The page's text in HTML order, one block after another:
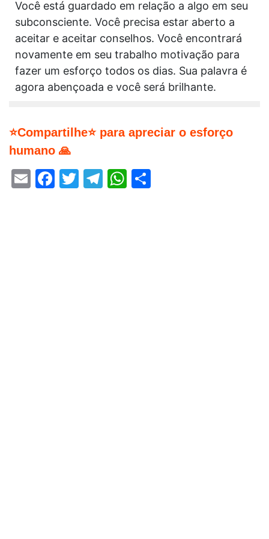
Você está guardado em relação a algo em seu
subconsciente. Você precisa estar aberto a
aceitar e aceitar conselhos. Você encontrará
novamente em seu trabalho motivação para
fazer um esforço todos os dias. Sua palavra é
agora abençoada e você será brilhante.
⭐Compartilhe⭐ para apreciar o esforço
humano 🙏
EmailFacebook
Twitter
Telegram
WhatsApp